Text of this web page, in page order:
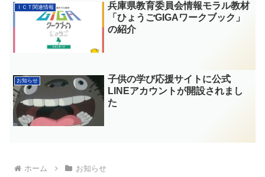
ＩＣＴ関連情報
兵庫県教育委員会情報モラル教材
「ひょうごGIGAワークブック」
の紹介
お知らせ
子供の学び応援サイトに公式
LINEアカウントが開設されまし
た
ホーム お知らせ